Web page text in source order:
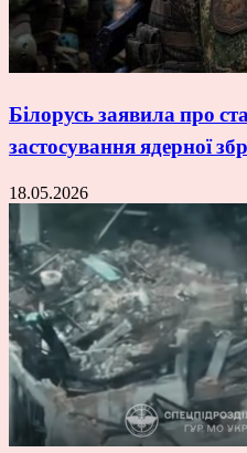
Білорусь заявила про
застосування ядерної
18.05.2026